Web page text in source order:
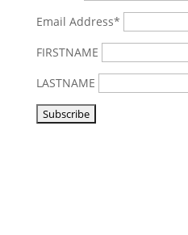
Email Address*
FIRSTNAME
LASTNAME